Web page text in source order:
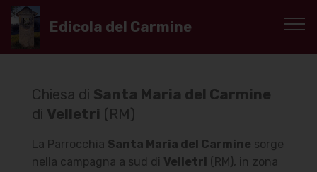
Edicola del Carmine
Chiesa di Santa Maria del Carmine
di Velletri (RM)
La Parrocchia Santa Maria del Carmine sorge
nella campagna a sud di Velletri (RM), in zona